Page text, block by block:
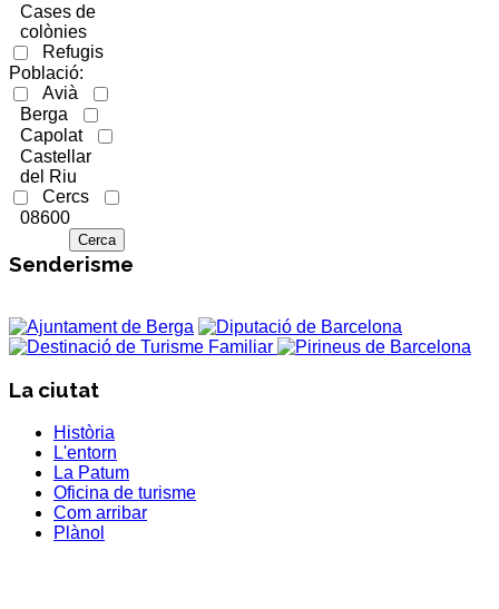
Cases de
colònies
Refugis
Població:
Avià
Berga
Capolat
Castellar
del Riu
Cercs
08600
Senderisme
La ciutat
Història
L'entorn
La Patum
Oficina de turisme
Com arribar
Plànol